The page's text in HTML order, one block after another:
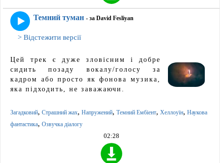
Темний туман - за David Fesliyan
> Відстежити версії
Цей трек є дуже зловісним і добре
сидить позаду вокалу/голосу за
кадром або просто як фонова музика,
яка підходить, не заважаючи.
Загадковий, Страшний жах, Напружений, Темний Ембіент, Хеллоуїн, Наукова
фантастика, Озвучка діалогу
02:28